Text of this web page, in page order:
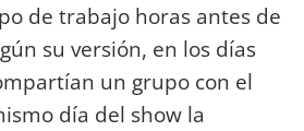
de trabajo horas antes de
su versión, en los días
un grupo con el
día del show la